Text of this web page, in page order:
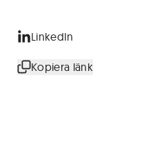
LinkedIn
Kopiera länk